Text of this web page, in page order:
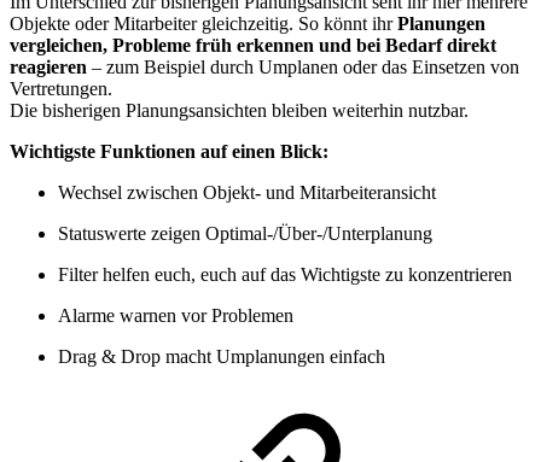
Objekte oder Mitarbeiter gleichzeitig. So könnt ihrPlanungen
vergleichen, Probleme früh erkennen und bei Bedarf direkt
reagieren – zum Beispiel durch Umplanen oder das Einsetzen von
Vertretungen.
Die bisherigen Planungsansichten bleiben weiterhin nutzbar.
Wichtigste Funktionen auf einen Blick:
Wechsel zwischen Objekt- und Mitarbeiteransicht
Statuswerte zeigen Optimal-/Über-/Unterplanung
Filter helfen euch, euch auf das Wichtigste zu konzentrieren
Alarme warnen vor Problemen
Drag & Drop macht Umplanungen einfach